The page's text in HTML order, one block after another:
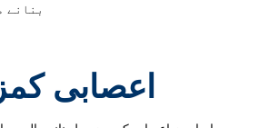
بنانے
2. اعصابی